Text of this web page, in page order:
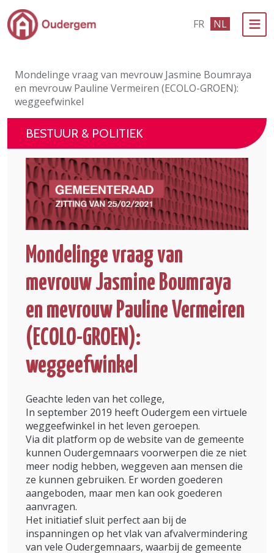
Ga naar de hoofdinhoud FR NL
Evenementen & Verenigingen
eLoket
Leven in Oudergem
In 1 klik
Mondelinge vraag van mevrouw Jasmine Boumraya
en mevrouw Pauline Vermeiren (ECOLO-GROEN):
weggeefwinkel
BESTUUR & POLITIEK
Mondelinge vraag van
mevrouw Jasmine Boumraya
en mevrouw Pauline Vermeiren
(ECOLO-GROEN):
weggeefwinkel
Geachte leden van het college,
In september 2019 heeft Oudergem een virtuele
weggeefwinkel in het leven geroepen.
Via dit platform op de website van de gemeente
kunnen Oudergemnaars voorwerpen die ze niet
meer nodig hebben, weggeven aan mensen die
ze kunnen gebruiken. Er worden goederen
aangeboden, maar men kan ook goederen
aanvragen.
Het initiatief sluit perfect aan bij de
inspanningen op het vlak van afvalvermindering
van vele Oudergemnaars, waarbij de gemeente